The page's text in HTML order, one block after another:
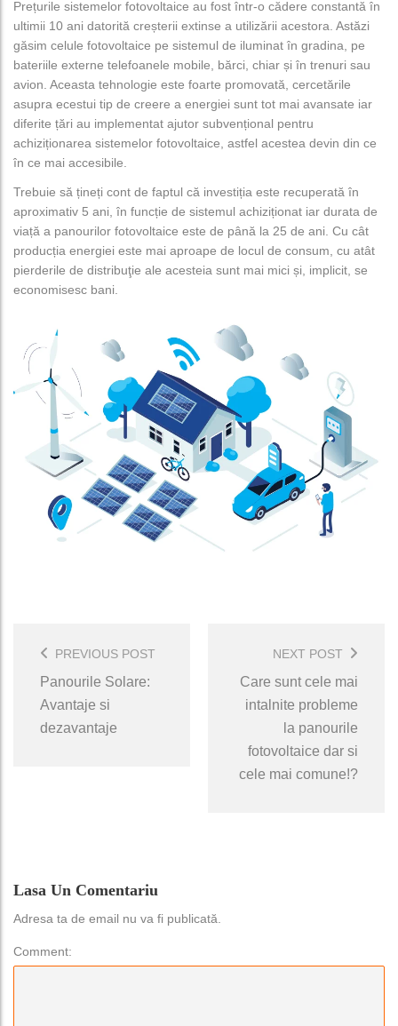
Prețurile sistemelor fotovoltaice au fost într-o cădere constantă în
ultimii 10 ani datorită creșterii extinse a utilizării acestora. Astăzi
găsim celule fotovoltaice pe sistemul de iluminat în gradina, pe
bateriile externe telefoanele mobile, bărci, chiar și în trenuri sau
avion. Aceasta tehnologie este foarte promovată, cercetările
asupra ecestui tip de creere a energiei sunt tot mai avansate iar
diferite țări au implementat ajutor subvențional pentru
achiziționarea sistemelor fotovoltaice, astfel acestea devin din ce
în ce mai accesibile.
Trebuie să țineți cont de faptul că investiția este recuperată în
aproximativ 5 ani, în funcție de sistemul achiziționat iar durata de
viață a panourilor fotovoltaice este de până la 25 de ani. Cu cât
producția energiei este mai aproape de locul de consum, cu atât
pierderile de distribuţie ale acesteia sunt mai mici și, implicit, se
economisesc bani.
Navigation
PREVIOUS POST
Panourile Solare:
Avantaje si
dezavantaje
NEXT POST
Care sunt cele mai
intalnite probleme
la panourile
fotovoltaice dar si
cele mai comune!?
Lasa Un Comentariu
Adresa ta de email nu va fi publicată.
Comment: